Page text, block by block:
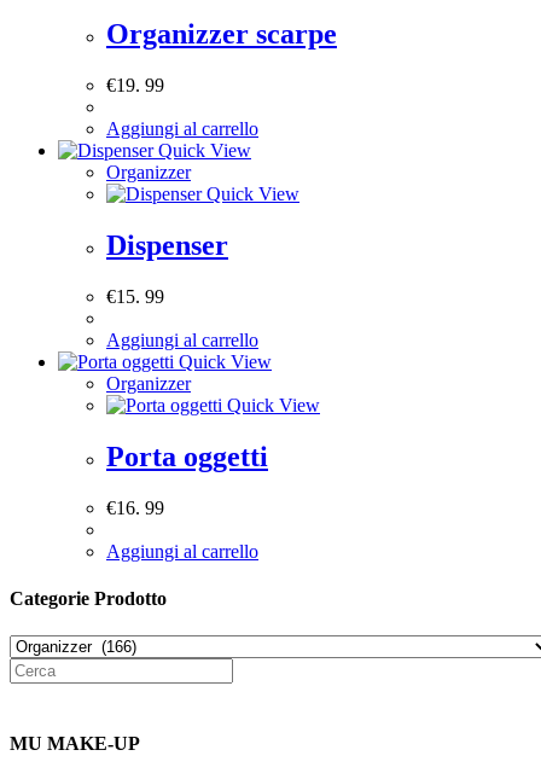
Organizzer scarpe
€19. 99
Aggiungi al carrello
Quick View
Organizzer
Quick View
Dispenser
€15. 99
Aggiungi al carrello
Quick View
Organizzer
Quick View
Porta oggetti
€16. 99
Aggiungi al carrello
Categorie Prodotto
MU MAKE-UP